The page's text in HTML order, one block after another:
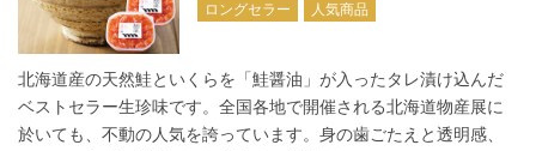
ロングセラー
人気商品
北海道産の天然鮭といくらを「鮭醤油」が入ったタレ漬け込んだ
ベストセラー生珍味です。全国各地で開催される北海道物産展に
於いても、不動の人気を誇っています。身の歯ごたえと透明感、